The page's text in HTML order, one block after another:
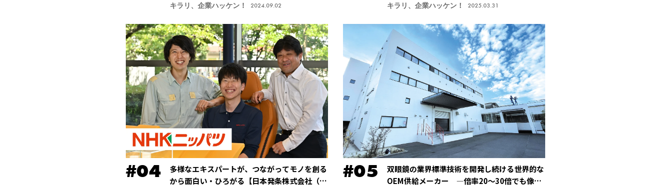
合研究所】
キラリ、企業ハッケン！ 2024.09.02
社・先端技術総合研究所】
キラリ、企業ハッケン！ 2025.03.31
多様なエキスパートが、つながってモノを創る
から面白い・ひろがる【日本発条株式会社（ニ
双眼鏡の業界標準技術を開発し続ける世界的な
OEM供給メーカー ―倍率20～30倍でも像が